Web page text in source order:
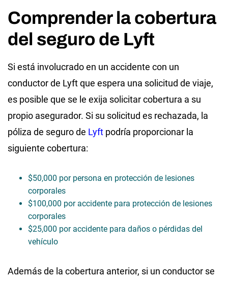
Comprender la cobertura
del seguro de Lyft
Si está involucrado en un accidente con un
conductor de Lyft que espera una solicitud de viaje,
es posible que se le exija solicitar cobertura a su
propio asegurador. Si su solicitud es rechazada, la
póliza de seguro de Lyft podría proporcionar la
siguiente cobertura:
$50,000 por persona en protección de lesiones
corporales
$100,000 por accidente para protección de lesiones
corporales
$25,000 por accidente para daños o pérdidas del
vehículo
Además de la cobertura anterior, si un conductor se